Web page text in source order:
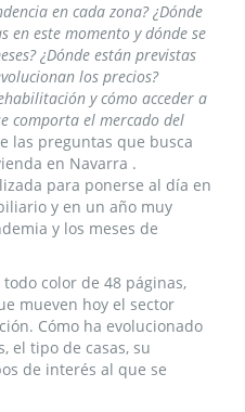
en cada zona? ¿Dónde
en este momento y dónde se
¿Dónde están previstas
los precios?
y cómo acceder a
comporta el mercado del
las preguntas que busca
en Navarra .
para ponerse al día en
y en un año muy
y los meses de
color de 48 páginas,
mueven hoy el sector
Cómo ha evolucionado
el tipo de casas, su
de interés al que se